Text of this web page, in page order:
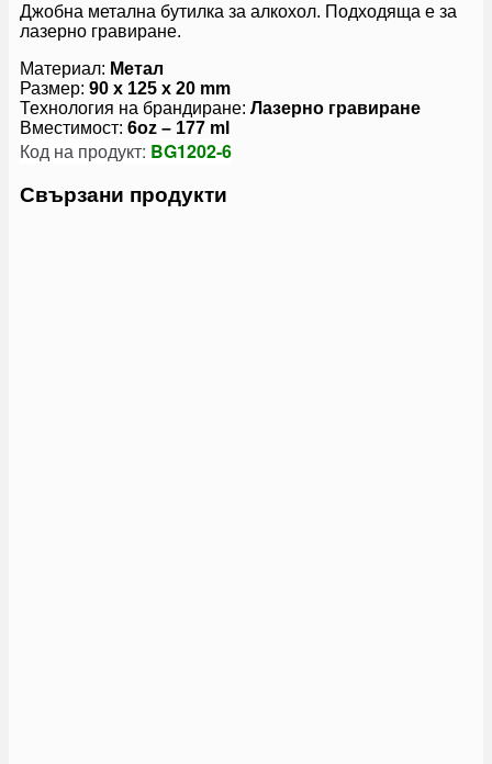
Джобна метална бутилка за алкохол. Подходяща е за
лазерно гравиране.
Материал: Метал
Размер: 90 x 125 x 20 mm
Технология на брандиране: Лазерно гравиране
Вместимост: 6oz – 177 ml
Код на продукт: BG1202-6
Свързани продукти